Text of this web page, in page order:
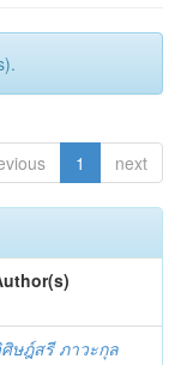
1 next
ศิษฎ์สรี ภาวะกุล